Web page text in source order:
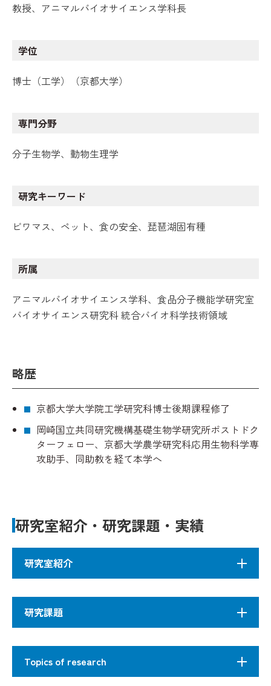
教授、アニマルバイオサイエンス学科長
学位
博士（工学）（京都大学）
専門分野
分子生物学、動物生理学
研究キーワード
ビワマス、ペット、食の安全、琵琶湖固有種
所属
アニマルバイオサイエンス学科、食品分子機能学研究室
バイオサイエンス研究科 統合バイオ科学技術領域
略歴
京都大学大学院工学研究科博士後期課程修了
岡崎国立共同研究機構基礎生物学研究所ポストドク
ターフェロー、京都大学農学研究科応用生物科学専
攻助手、同助教を経て本学へ
研究室紹介・研究課題・実績
研究室紹介
食品分子機能学研究室
滋賀のブランド魚・ビワマスの脂の乗りをよくす
研究課題
飼料用天然成分における核内受容体リガンドの探
索
Topics of research